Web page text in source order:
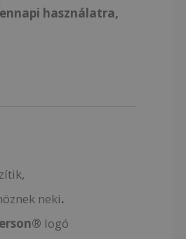
használatra,
neki.
logó